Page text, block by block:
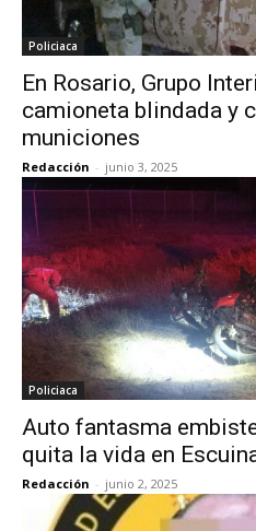
Policiaca
En Rosario, Grupo
camioneta blindada y
municiones
Redacción - junio 3, 2025
Policiaca
Auto fantasma
quita la vida en
Redacción - junio 2, 2025